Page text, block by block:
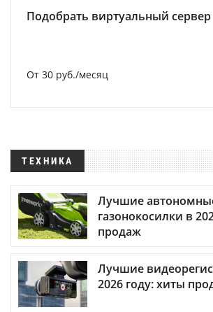
Подобрать виртуальный сервер
От 30 руб./месяц
ТЕХНИКА
Лучшие
газонокосилки в
продаж
Лучшие
2026 году: хиты